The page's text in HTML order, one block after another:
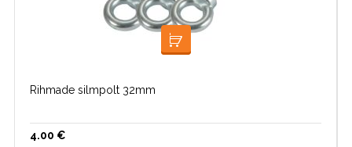
LISA KORVI
Rihmade silmpolt 32mm
4.00 €